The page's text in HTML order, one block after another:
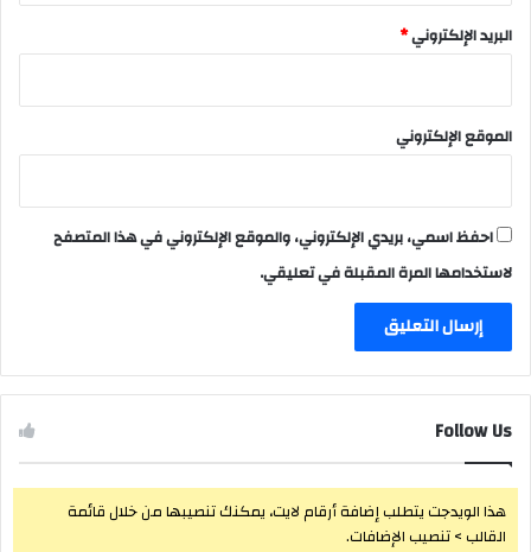
البريد الإلكتروني*
الموقع الإلكتروني
احفظ اسمي، بريدي الإلكتروني، والموقع الإلكتروني في هذا المتصفح
لاستخدامها المرة المقبلة في تعليقي.
Follow Us
هذا الويدجت يتطلب إضافة أرقام لايت، يمكنك تنصيبها من خلال قائمة
القالب > تنصيب الإضافات.